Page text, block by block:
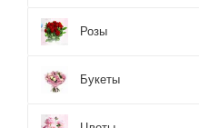
Розы
Букеты